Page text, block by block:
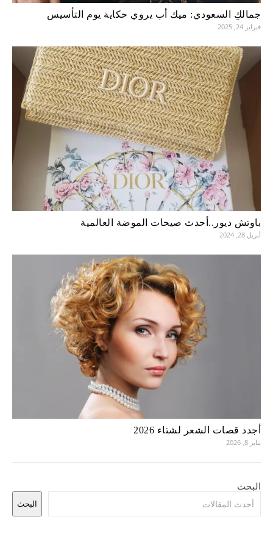
جمالكِ السعودي: ميك أب يروي حكاية يوم التأسيس
فبراير 24, 2025
باوتش ديور..أحدث صيحات الموضة العالمية
أبريل 28, 2024
أجدد قصات الشعر لشتاء 2026
يناير 8, 2026
البحث
البحث